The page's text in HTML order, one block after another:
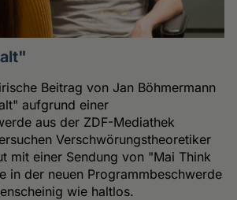
Beitrag von Jan Böhmermann
aufgrund einer
aus der ZDF-Mediathek
Verschwörungstheoretiker
mit einer Sendung von "Mai Think
in der neuen Programmbeschwerde
wie haltlos.